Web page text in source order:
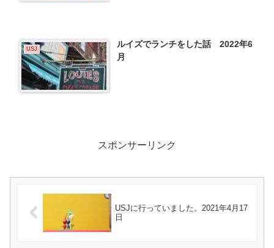
USJ
ルイズでランチをした話 2022年6
月
スポンサーリンク
USJに行っていました。2021年4月17
日